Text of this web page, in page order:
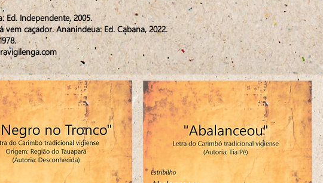
Ed. Independente, 2005.
vem caçador. Ananindeua: Ed. Cabana, 2022.